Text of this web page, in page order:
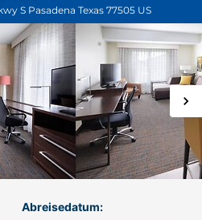
S Pasadena Texas 77505 US
Abreisedatum: